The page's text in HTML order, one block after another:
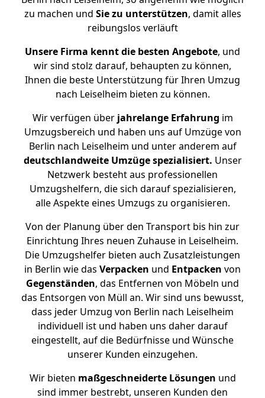
zu machen und Sie zu unterstützen, damit alles
reibungslos verläuft
Unsere Firma kennt die besten Angebote, und
wir sind stolz darauf, behaupten zu können,
Ihnen die beste Unterstützung für Ihren Umzug
nach Leiselheim bieten zu können.
Wir verfügen überjahrelange Erfahrung im
Umzugsbereich und haben uns auf Umzüge von
Berlin nach Leiselheim und unter anderem auf
deutschlandweite Umzüge spezialisiert. Unser
Netzwerk besteht aus professionellen
Umzugshelfern, die sich darauf spezialisieren,
alle Aspekte eines Umzugs zu organisieren.
Von der Planung über den Transport bis hin zur
Einrichtung Ihres neuen Zuhause in Leiselheim.
Die Umzugshelfer bieten auch Zusatzleistungen
in Berlin wie das Verpacken und Entpacken von
Gegenständen, das Entfernen von Möbeln und
das Entsorgen von Müll an. Wir sind uns bewusst,
dass jeder Umzug von Berlin nach Leiselheim
individuell ist und haben uns daher darauf
eingestellt, auf die Bedürfnisse und Wünsche
unserer Kunden einzugehen.
Wir bieten maßgeschneiderte Lösungen und
sind immer bestrebt, unseren Kunden den